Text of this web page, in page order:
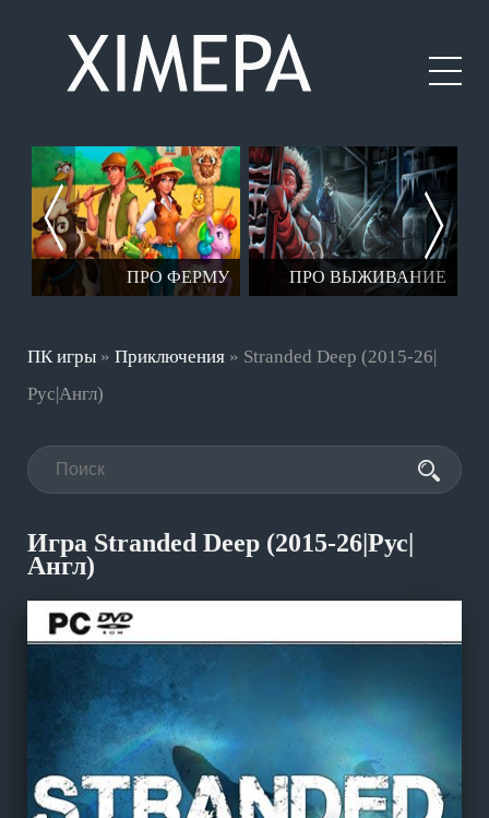
ПРО ФЕРМУ ПРО ВЫЖИВАНИЕ
ПК игры » Приключения » Stranded Deep (2015-26|
Рус|Англ)
Игра Stranded Deep (2015-26|Рус|
Англ)